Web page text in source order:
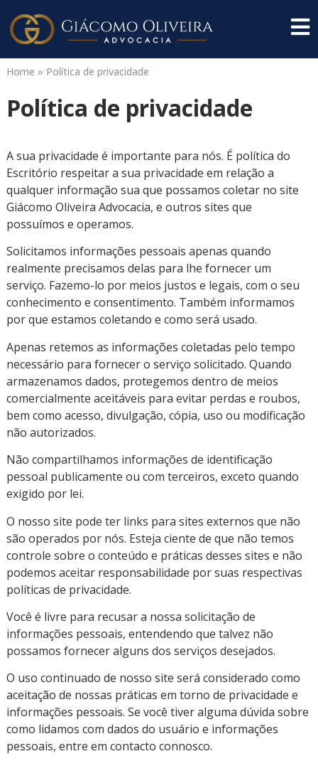
Home » Política de privacidade
Política de privacidade
A sua privacidade é importante para nós. É política do
Escritório respeitar a sua privacidade em relação a
qualquer informação sua que possamos coletar no site
Giácomo Oliveira Advocacia, e outros sites que
possuímos e operamos.
Solicitamos informações pessoais apenas quando
realmente precisamos delas para lhe fornecer um
serviço. Fazemo-lo por meios justos e legais, com o seu
conhecimento e consentimento. Também informamos
por que estamos coletando e como será usado.
Apenas retemos as informações coletadas pelo tempo
necessário para fornecer o serviço solicitado. Quando
armazenamos dados, protegemos dentro de meios
comercialmente aceitáveis para evitar perdas e roubos,
bem como acesso, divulgação, cópia, uso ou modificação
não autorizados.
Não compartilhamos informações de identificação
pessoal publicamente ou com terceiros, exceto quando
exigido por lei.
O nosso site pode ter links para sites externos que não
são operados por nós. Esteja ciente de que não temos
controle sobre o conteúdo e práticas desses sites e não
podemos aceitar responsabilidade por suas respectivas
políticas de privacidade.
Você é livre para recusar a nossa solicitação de
informações pessoais, entendendo que talvez não
possamos fornecer alguns dos serviços desejados.
O uso continuado de nosso site será considerado como
aceitação de nossas práticas em torno de privacidade e
informações pessoais. Se você tiver alguma dúvida sobre
como lidamos com dados do usuário e informações
pessoais, entre em contacto connosco.